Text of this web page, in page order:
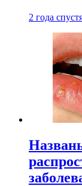
2 года